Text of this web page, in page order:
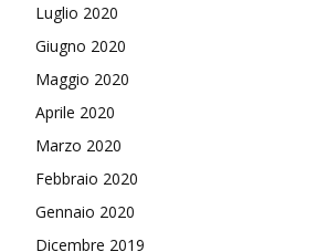
Luglio 2020
Giugno 2020
Maggio 2020
Aprile 2020
Marzo 2020
Febbraio 2020
Gennaio 2020
Dicembre 2019